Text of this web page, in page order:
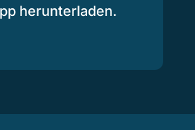
herunterladen.